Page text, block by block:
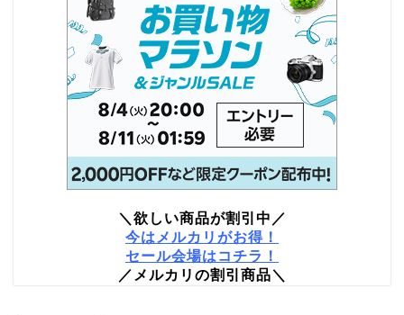
＼欲しい商品が割引中／
今はメルカリがお得！
セール会場はコチラ！
／メルカリの割引商品＼